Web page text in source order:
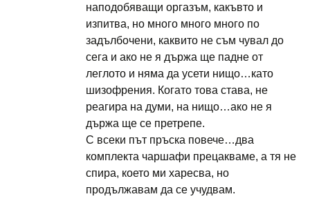
наподобяващи оргазъм, какъвто и
изпитва, но много много много по
задълбочени, каквито не съм чувал до
сега и ако не я държа ще падне от
леглото и няма да усети нищо…като
шизофрения. Когато това става, не
реагира на думи, на нищо…ако не я
държа ще се претрепе.
С всеки път пръска повече…два
комплекта чаршафи прецакваме, а тя не
спира, което ми харесва, но
продължавам да се учудвам.